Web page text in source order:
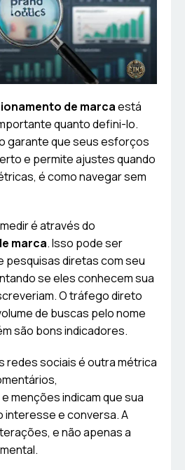
de marcaestá
quanto defini-lo.
garante que seus esforços
e permite ajustes quando
é como navegar sem
é através do
marca. Isso pode ser
pesquisas diretas com seu
se eles conhecem sua
O tráfego direto
de buscas pelo nome
são bons indicadores.
redes sociais é outra métrica
menções indicam que sua
interesse e conversa. A
e não apenas a